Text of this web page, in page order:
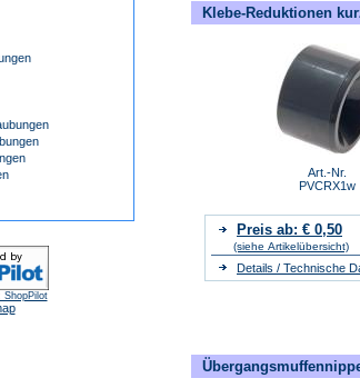
ShopPilot
Klebe-Reduktionen
Art.-Nr.
PVCRX1w
Preis ab: € 0,50
(siehe Artikelübersicht)
Details / Technische